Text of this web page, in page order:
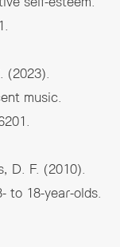
(2023).
music.
D. F. (2010).
to 18-year-olds.